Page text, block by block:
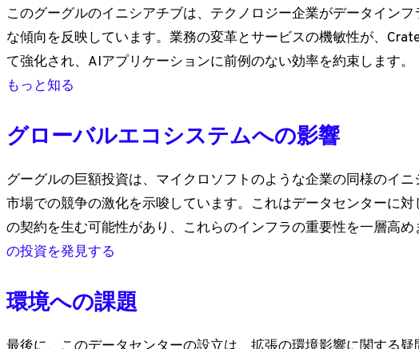
このグーグルのイニシアチブは、テクノロジー企業がデータイン
な傾向を反映しています。業務の変革とサービスの機敏性が、
て強化され、AIアプリケーションに前例のない効率を約束します。
もっと知る
グローバルエコシステムへの影響
グーグルの巨額投資は、マイクロソフトのような企業の同様のイ
市場での競争の激化を示唆しています。これはデータセンターに対
の契約を生む可能性があり、これらのインフラの重要性を一層高め
の投資を発見する
環境への課題